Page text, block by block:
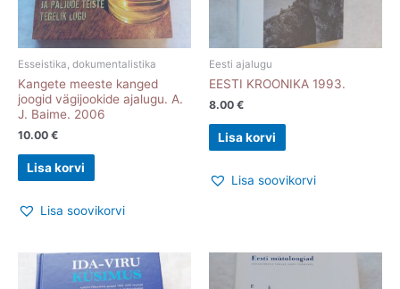
Esseistika, dokumentalistika
Kangete meeste kanged
joogid vägijookide ajalugu. A.
J. Baime. 2006
10.00 €
Lisa korvi
Lisa soovikorvi
Eesti ajalugu
EESTI KROONIKA 1993.
8.00 €
Lisa korvi
Lisa soovikorvi